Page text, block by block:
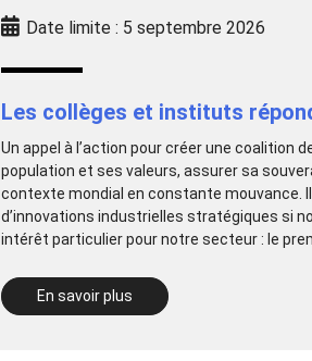
Date limite : 5 septembre 2026
Les collèges et instituts
Un appel à l’action pour créer une coalition
population et ses valeurs, assurer sa
contexte mondial en constante mouvance.
d’innovations industrielles stratégiques si
intérêt particulier pour notre secteur : le
En savoir plus